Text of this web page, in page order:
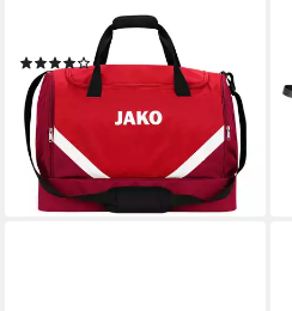
Sporttasche Iconic Gr. L
Tasche (1-tlg), default
(1)
ab 38,59 € UVP49,99 €
-23%
lieferbar - in 6-8 Werktagen bei dir